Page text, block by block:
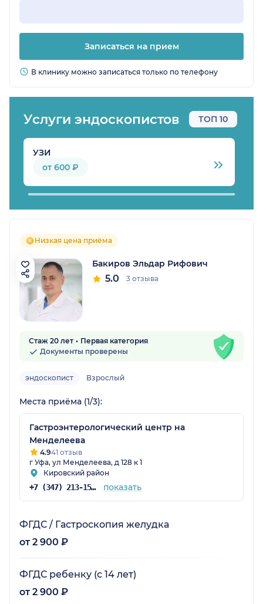
Записаться на прием
В клинику можно записаться только по телефону
Услуги эндоскопистов ТОП 10
УЗИ
от 600 ₽
Низкая цена приёма
Бакиров Эльдар Рифович
5.0 3 отзыва
Стаж 20 лет
Первая категория
Документы проверены
эндоскопист Взрослый
Места приёма (1/3):
Гастроэнтерологический центр на
Менделеева
4.941 отзыв
г Уфа, ул Менделеева, д 128 к 1
Кировский район
+7 (347) 213-15-78 показать
ФГДС / Гастроскопия желудка
от 2 900 ₽
ФГДС ребенку (с 14 лет)
от 2 900 ₽